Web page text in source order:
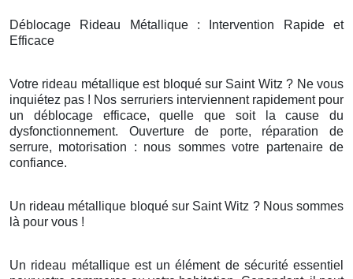
Déblocage Rideau Métallique : Intervention Rapide et
Efficace
Votre rideau métallique est bloqué sur Saint Witz ? Ne vous
inquiétez pas ! Nos serruriers interviennent rapidement pour
un déblocage efficace, quelle que soit la cause du
dysfonctionnement. Ouverture de porte, réparation de
serrure, motorisation : nous sommes votre partenaire de
confiance.
Un rideau métallique bloqué sur Saint Witz ? Nous sommes
là pour vous !
Un rideau métallique est un élément de sécurité essentiel